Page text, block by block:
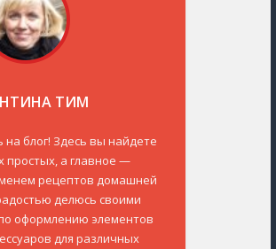
ТИМ
блог! Здесь вы найдете
простых, а главное —
рецептов домашней
делюсь своими
оформлению элементов
для различных